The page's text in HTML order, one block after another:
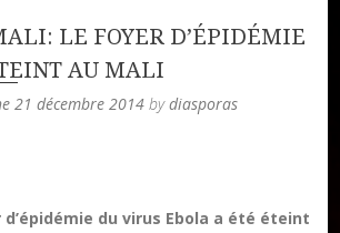
LE FOYER D’ÉPIDÉMIE
AU MALI
21 décembre 2014 bydiasporas
d’épidémie du virus Ebola a été éteint